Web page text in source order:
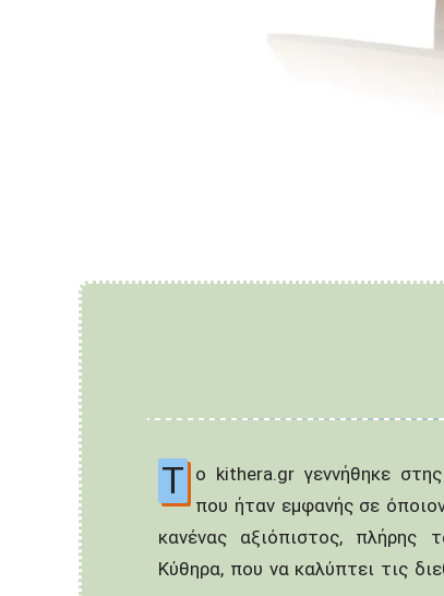
Τ ο kithera.gr γεννήθηκε
που ήταν εμφανής σε
κανένας αξιόπιστος, πλήρης
Κύθηρα, που να καλύπτει τις
ιστοσελίδες που υπήρχαν
με φτωχό περιεχόμενο, και
ελάχιστο την πραγματική